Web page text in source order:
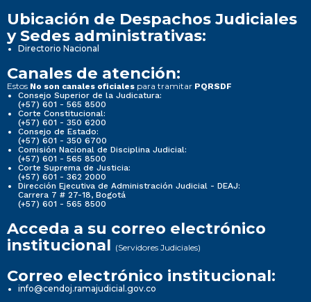
Ubicación de Despachos Judiciales
y Sedes administrativas:
Directorio Nacional
Canales de atención:
Estos No son canales oficiales para tramitar PQRSDF
Consejo Superior de la Judicatura:
(+57) 601 - 565 8500
Corte Constitucional:
(+57) 601 - 350 6200
Consejo de Estado:
(+57) 601 - 350 6700
Comisión Nacional de Disciplina Judicial:
(+57) 601 - 565 8500
Corte Suprema de Justicia:
(+57) 601 - 362 2000
Dirección Ejecutiva de Administración Judicial - DEAJ:
Carrera 7 # 27-18, Bogotá
(+57) 601 - 565 8500
Acceda a su correo electrónico
institucional (Servidores Judiciales)
Correo electrónico institucional:
info@cendoj.ramajudicial.gov.co